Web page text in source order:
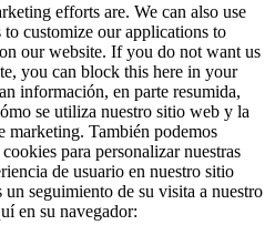
efforts are. We can also use
customize our applications to
our website. If you do not want us
you can block this here in your
información, en parte resumida,
se utiliza nuestro sitio web y la
marketing. También podemos
para personalizar nuestras
de usuario en nuestro sitio
seguimiento de su visita a nuestro
en su navegador: